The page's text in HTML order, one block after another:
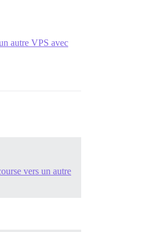
autre VPS avec
vers un autre